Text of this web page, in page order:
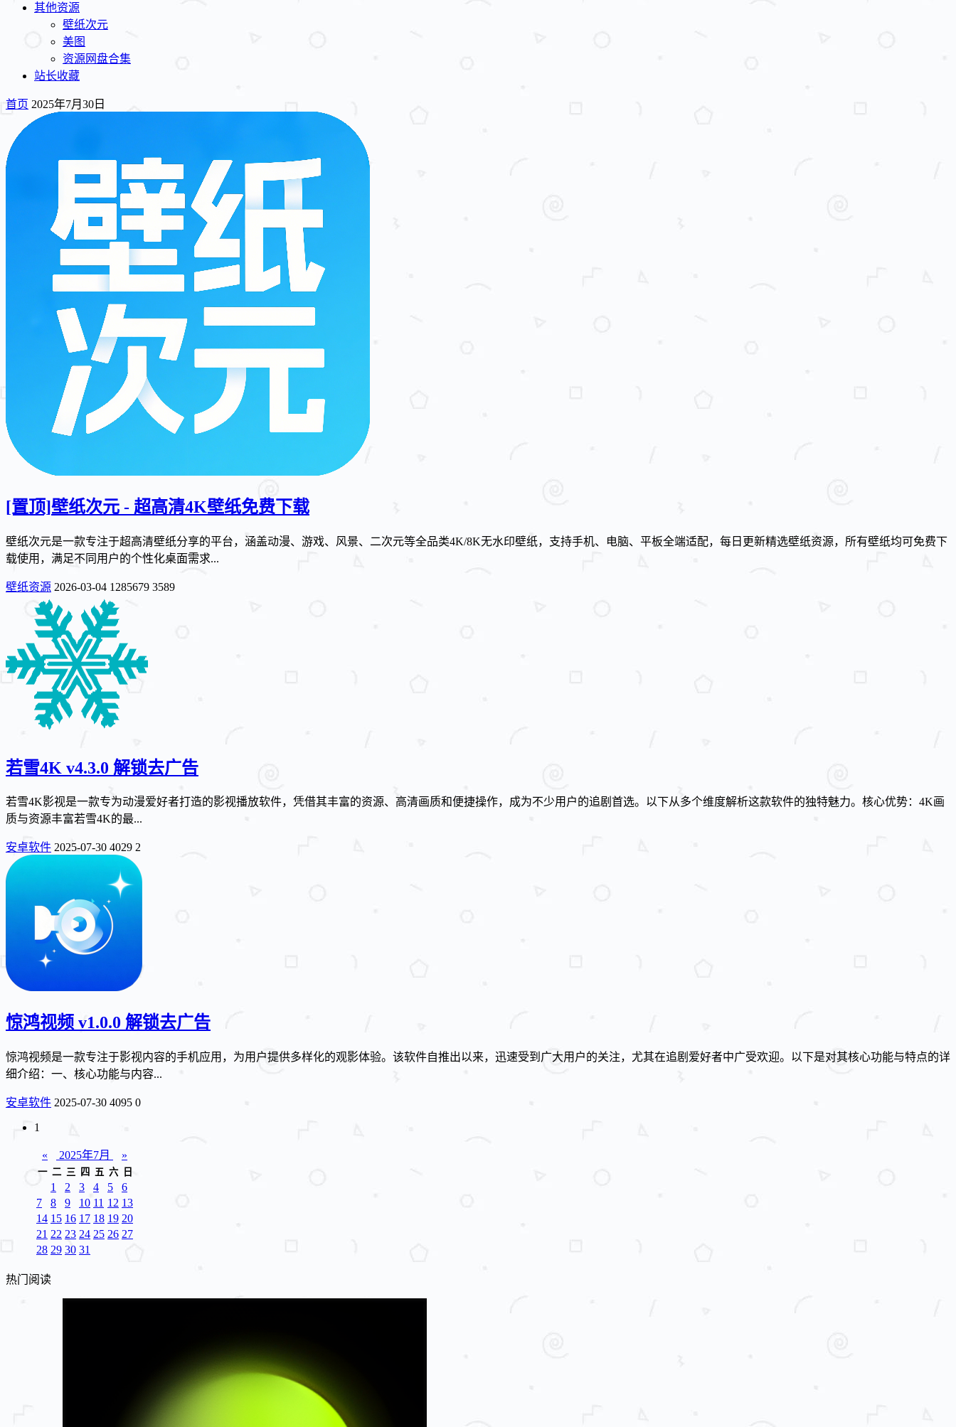
其他资源
壁纸次元
美图
资源网盘合集
站长收藏
首页 2025年7月30日
[置顶]壁纸次元 - 超高清4K壁纸免费下载
壁纸次元是一款专注于超高清壁纸分享的平台，涵盖动漫、游戏、风景、二次元等全品类4K/8K无水印壁纸，支持手机、电脑、平板全端适配，每日更新精选壁纸资源，所有壁纸均可免费下
载使用，满足不同用户的个性化桌面需求...
壁纸资源 2026-03-04 1285679 3589
若雪4K v4.3.0 解锁去广告
若雪4K影视是一款专为动漫爱好者打造的影视播放软件，凭借其丰富的资源、高清画质和便捷操作，成为不少用户的追剧首选。以下从多个维度解析这款软件的独特魅力。核心优势：4K画
质与资源丰富若雪4K的最...
安卓软件 2025-07-30 4029 2
惊鸿视频 v1.0.0 解锁去广告
惊鸿视频是一款专注于影视内容的手机应用，为用户提供多样化的观影体验。该软件自推出以来，迅速受到广大用户的关注，尤其在追剧爱好者中广受欢迎。以下是对其核心功能与特点的详
细介绍：一、核心功能与内容...
安卓软件 2025-07-30 4095 0
1
« 2025年7月 »
一 二 三 四 五 六 日
1 2 3 4 5
6
7
8 9 10 11 12 13
14 15 16 17 18 19 20
21 22 23 24 25 26 27
28 29 30 31
热门阅读